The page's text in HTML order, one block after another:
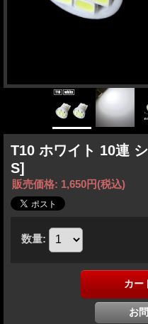
T10 ホワイト 10連
S]
販売価格: 1,650円(税込)
数量: